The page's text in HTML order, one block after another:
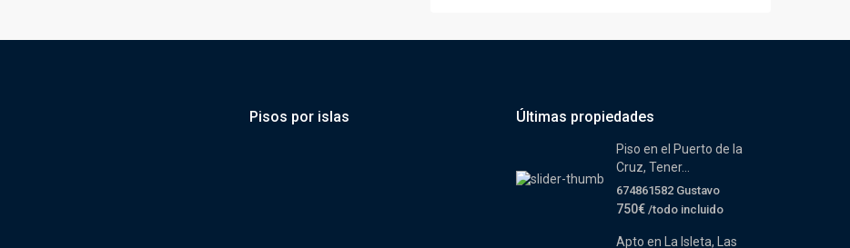
Pisos por islas Últimas propiedades
Piso en el Puerto de la
Cruz, Tener...
674861582 Gustavo
750€ /todo incluido
Apto en La Isleta, Las